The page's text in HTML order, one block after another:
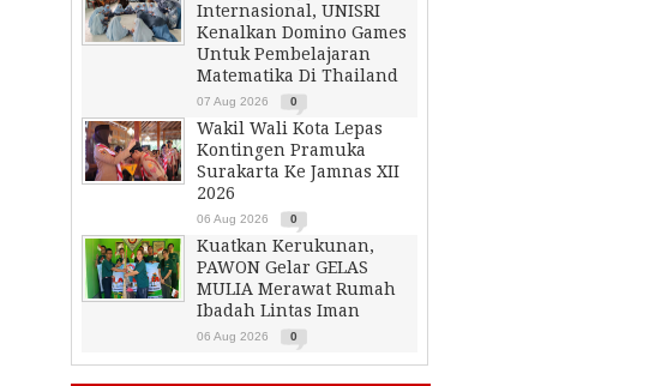
Internasional, UNISRI
Kenalkan Domino Games
Untuk Pembelajaran
Matematika Di Thailand
07 Aug 2026 0
Wakil Wali Kota Lepas
Kontingen Pramuka
Surakarta Ke Jamnas XII
2026
06 Aug 2026 0
Kuatkan Kerukunan,
PAWON Gelar GELAS
MULIA Merawat Rumah
Ibadah Lintas Iman
06 Aug 2026 0